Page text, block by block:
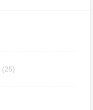
(25)